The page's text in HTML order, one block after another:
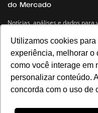
Utilizamos cookies
experiência, melhorar o
como você interage em
personalizar conteúdo.
concorda com o uso de
Notícias, análises e dados
Navegue no site
Últimas notícias Quem
Política de privacidade